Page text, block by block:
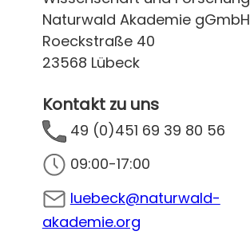
Naturwald Akademie gGmbH
Roeckstraße 40
23568 Lübeck
Kontakt zu uns
49 (0)451 69 39 80 56
09:00-17:00
luebeck@naturwald-
akademie.org